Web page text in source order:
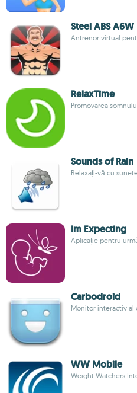
Steel ABS A6W
Antrenor virtual
RelaxTime
Promovarea
Sounds of Rain
Relaxați-vă cu
Im Expecting
Aplicație pentru
Carbodroid
Monitor interactiv al
WW Mobile
Weight Watchers